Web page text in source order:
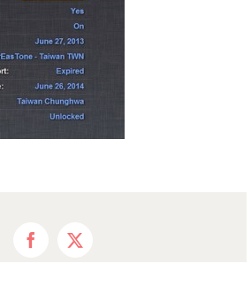
Facebook
X